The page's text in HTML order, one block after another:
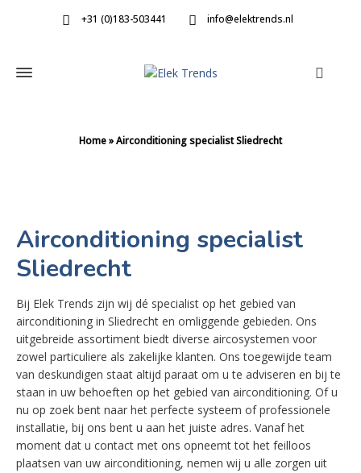
+31 (0)183-503441 info@elektrends.nl
Home»Airconditioning specialist Sliedrecht
Airconditioning specialist
Sliedrecht
Bij Elek Trends zijn wij dé specialist op het gebied van
airconditioning in Sliedrecht en omliggende gebieden. Ons
uitgebreide assortiment biedt diverse aircosystemen voor
zowel particuliere als zakelijke klanten. Ons toegewijde team
van deskundigen staat altijd paraat om u te adviseren en bij te
staan in uw behoeften op het gebied van airconditioning. Of u
nu op zoek bent naar het perfecte systeem of professionele
installatie, bij ons bent u aan het juiste adres. Vanaf het
moment dat u contact met ons opneemt tot het feilloos
plaatsen van uw airconditioning, nemen wij u alle zorgen uit